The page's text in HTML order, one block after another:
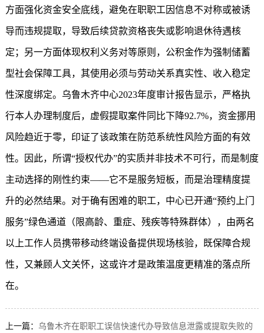
方面强化资金安全底线，避免在职职工因信息不对称或被诱
导而违规提取，导致后续贷款资格丧失或影响退休待遇核
定；另一方面体现权利义务对等原则，公积金作为强制储蓄
型社会保障工具，其使用必须与劳动关系真实性、收入稳定
性深度绑定。乌鲁木齐中心2023年度审计报告显示，严格执
行本人办理制度后，虚假提取案件同比下降92.7%，资金挪用
风险趋近于零，印证了该政策在防范系统性风险方面的有效
性。因此，所谓“授权代办”的实质并非技术不可行，而是制度
主动选择的刚性约束——它不是服务短板，而是治理精度提
升的必然结果。对于确有困难的职工，中心已开通“预约上门
服务”绿色通道（限高龄、重症、残疾等特殊群体），由两名
以上工作人员携带移动终端设备提供现场核验，既保障合规
性，又兼顾人文关怀，这或许才是政策温度更精准的落点所
在。
上一篇： 乌鲁木齐在职职工误信快速代办导致信息泄露或提取失败的